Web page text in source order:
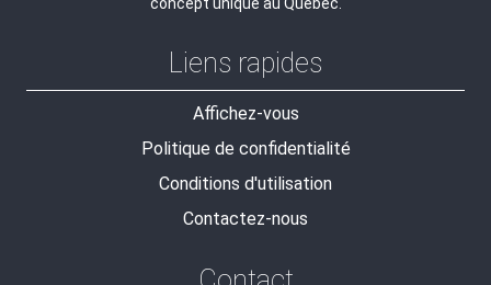
Liens rapides
Affichez-vous
Politique de confidentialité
Conditions d'utilisation
Contactez-nous